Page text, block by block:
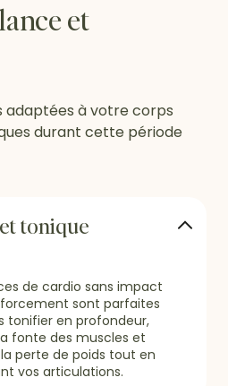
et
adaptées à votre corps
durant cette période
tonique
de cardio sans impact
sont parfaites
tonifier en profondeur,
fonte des muscles et
perte de poids tout en
vos articulations.